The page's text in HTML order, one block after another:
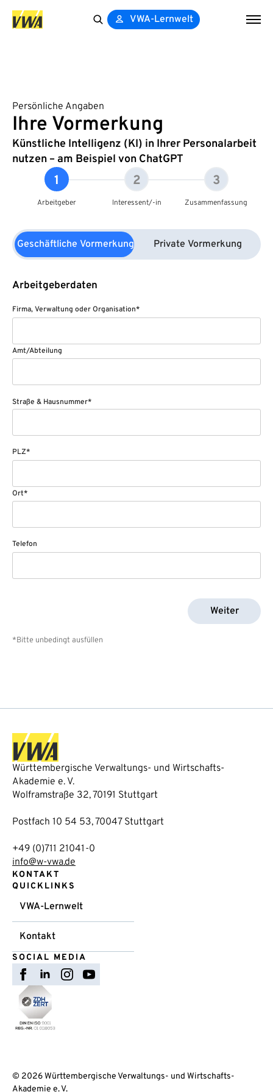
VWA-Lernwelt
Persönliche Angaben
Ihre Vormerkung
Künstliche Intelligenz (KI) in Ihrer Personalarbeit
nutzen – am Beispiel von ChatGPT
1
Arbeitgeber
2
Interessent/-in
3
Zusammenfassung
Geschäftliche Vormerkung Private Vormerkung
Arbeitgeberdaten
Firma, Verwaltung oder Organisation*
Amt/Abteilung
Straße & Hausnummer*
PLZ*
Ort*
Telefon
Weiter
*Bitte unbedingt ausfüllen
Württembergische Verwaltungs- und Wirtschafts-
Akademie e. V.
Wolframstraße 32, 70191 Stuttgart
Postfach 10 54 53, 70047 Stuttgart
+49 (0)711 21041-0
info@w-vwa.de
KONTAKT
QUICKLINKS
VWA-Lernwelt
Kontakt
SOCIAL MEDIA
© 2026 Württembergische Verwaltungs- und Wirtschafts-
Akademie e. V.